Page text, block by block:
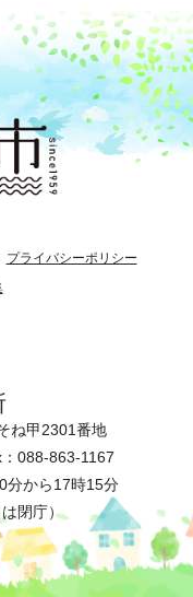
プライバシーポリシー
ね甲2301番地
088-863-1167
分から17時15分
は閉庁）